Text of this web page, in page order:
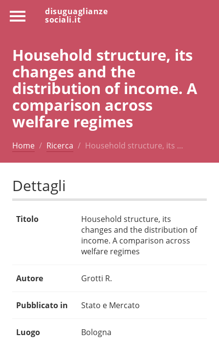
disuguaglianze
sociali.it
Household structure, its
changes and the
distribution of income. A
comparison across
welfare regimes
Home Ricerca Household structure, its …
Dettagli
Titolo
Household structure, its
changes and the distribution of
income. A comparison across
welfare regimes
Autore Grotti R.
Pubblicato in Stato e Mercato
Luogo Bologna